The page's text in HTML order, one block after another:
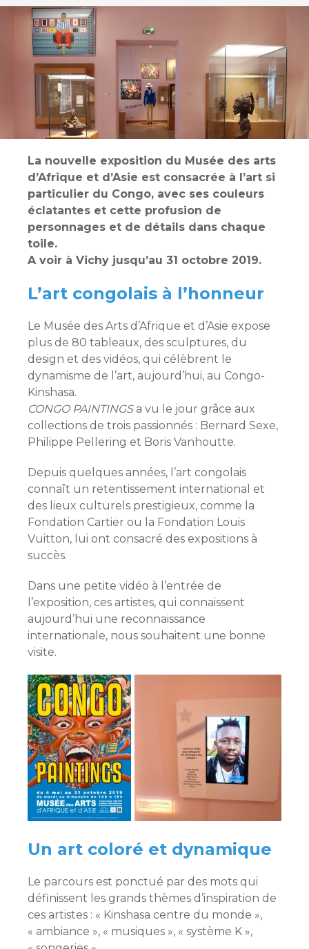
La nouvelle exposition du Musée des arts
d’Afrique et d’Asie est consacrée à l’art si
particulier du Congo, avec ses couleurs
éclatantes et cette profusion de
personnages et de détails dans chaque
toile.
A voir à Vichy jusqu’au 31 octobre 2019.
L’art congolais à l’honneur
Le Musée des Arts d’Afrique et d’Asie expose
plus de 80 tableaux, des sculptures, du
design et des vidéos, qui célèbrent le
dynamisme de l’art, aujourd’hui, au Congo-
Kinshasa.
CONGO PAINTINGSa vu le jour grâce aux
collections de trois passionnés : Bernard Sexe,
Philippe Pellering et Boris Vanhoutte.
Depuis quelques années, l’art congolais
connaît un retentissement international et
des lieux culturels prestigieux, comme la
Fondation Cartier ou la Fondation Louis
Vuitton, lui ont consacré des expositions à
succès.
Dans une petite vidéo à l’entrée de
l’exposition, ces artistes, qui connaissent
aujourd’hui une reconnaissance
internationale, nous souhaitent une bonne
visite.
Un art coloré et dynamique
Le parcours est ponctué par des mots qui
définissent les grands thèmes d’inspiration de
ces artistes : « Kinshasa centre du monde »,
« ambiance », « musiques », « système K »,